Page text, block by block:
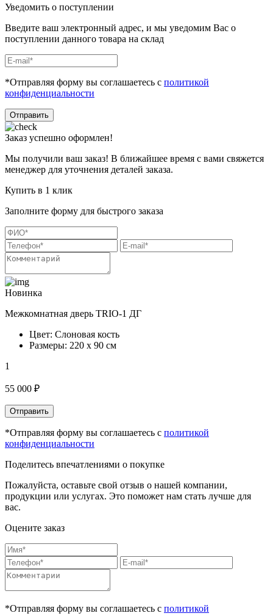
Уведомить о поступлении
Введите ваш электронный адрес, и мы уведомим Вас о
поступлении данного товара на склад
*Отправляя форму вы соглашаетесь с политикой
конфиденциальности
Отправить
Заказ успешно оформлен!
Мы получили ваш заказ! В ближайшее время с вами свяжется
менеджер для уточнения деталей заказа.
Купить в 1 клик
Заполните форму для быстрого заказа
Новинка
Межкомнатная дверь TRIO-1 ДГ
Цвет: Слоновая кость
Размеры: 220 х 90 см
1
55 000 ₽
Отправить
*Отправляя форму вы соглашаетесь с политикой
конфиденциальности
Поделитесь впечатлениями о покупке
Пожалуйста, оставьте свой отзыв о нашей компании,
продукции или услугах. Это поможет нам стать лучше для
вас.
Оцените заказ
*Отправляя форму вы соглашаетесь с политикой